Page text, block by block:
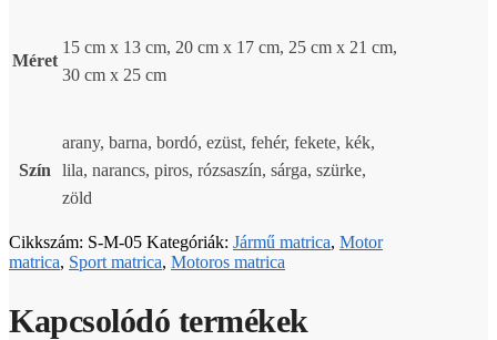
Méret
15 cm x 13 cm, 20 cm x 17 cm, 25 cm x 21 cm,
30 cm x 25 cm
Szín
arany, barna, bordó, ezüst, fehér, fekete, kék,
lila, narancs, piros, rózsaszín, sárga, szürke,
zöld
Cikkszám: S-M-05 Kategóriák: Jármű matrica, Motor
matrica, Sport matrica, Motoros matrica
Kapcsolódó termékek